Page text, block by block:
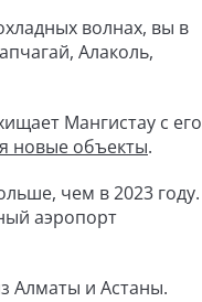
волнах, вы в
Алаколь,
Мангистау с его
новые объекты.
чем в 2023 году.
аэропорт
Алматы и Астаны.